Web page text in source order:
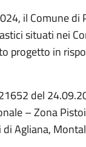
il Comune
situati nei
progetto in
del
– Zona
Agliana,